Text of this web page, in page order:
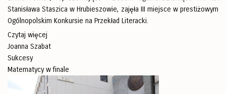
Stanisława Staszica w Hrubieszowie, zajęła III miejsce w prestiżowym
Ogólnopolskim Konkursie na Przekład Literacki.
Czytaj więcej
Joanna Szabat
Sukcesy
Matematycy w finale